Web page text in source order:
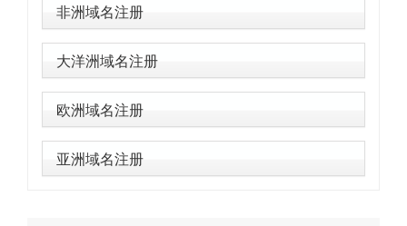
非洲域名注册
大洋洲域名注册
欧洲域名注册
亚洲域名注册